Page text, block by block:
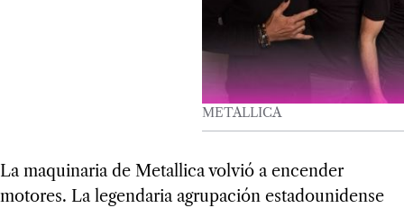
METALLICA
La maquinaria de Metallica volvió a encender
motores. La legendaria agrupación estadounidense